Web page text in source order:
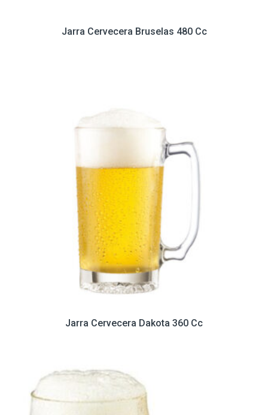
Jarra Cervecera Bruselas 480 Cc
Jarra Cervecera Dakota 360 Cc